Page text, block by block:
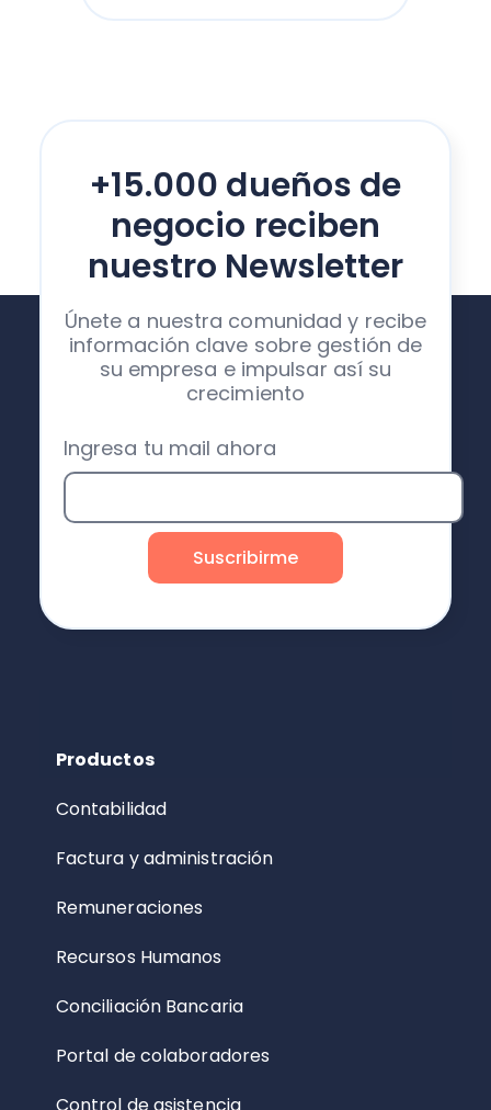
+15.000 dueños de
negocio reciben
nuestro Newsletter
Únete a nuestra comunidad y recibe
información clave sobre gestión de
su empresa e impulsar así su
crecimiento
Ingresa tu mail ahora
Productos
Contabilidad
Factura y administración
Remuneraciones
Recursos Humanos
Conciliación Bancaria
Portal de colaboradores